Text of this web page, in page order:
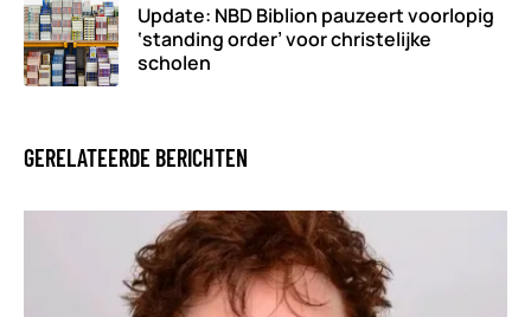
Update: NBD Biblion pauzeert voorlopig
‘standing order’ voor christelijke
scholen
GERELATEERDE BERICHTEN